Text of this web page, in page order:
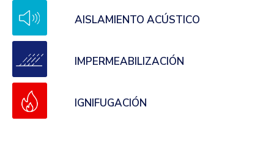
AISLAMIENTO ACÚSTICO
IMPERMEABILIZACIÓN
IGNIFUGACIÓN